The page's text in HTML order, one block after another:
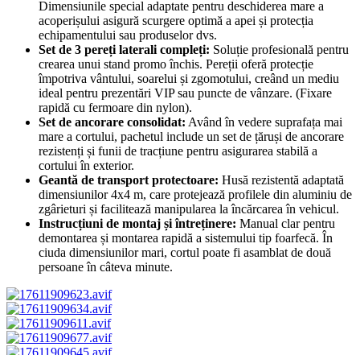
Dimensiunile special adaptate pentru deschiderea mare a
acoperișului asigură scurgere optimă a apei și protecția
echipamentului sau produselor dvs.
Set de 3 pereți laterali compleți: Soluție profesională pentru
crearea unui stand promo închis. Pereții oferă protecție
împotriva vântului, soarelui și zgomotului, creând un mediu
ideal pentru prezentări VIP sau puncte de vânzare. (Fixare
rapidă cu fermoare din nylon).
Set de ancorare consolidat: Având în vedere suprafața mai
mare a cortului, pachetul include un set de țăruși de ancorare
rezistenți și funii de tracțiune pentru asigurarea stabilă a
cortului în exterior.
Geantă de transport protectoare: Husă rezistentă adaptată
dimensiunilor 4x4 m, care protejează profilele din aluminiu de
zgârieturi și facilitează manipularea la încărcarea în vehicul.
Instrucțiuni de montaj și întreținere: Manual clar pentru
demontarea și montarea rapidă a sistemului tip foarfecă. În
ciuda dimensiunilor mari, cortul poate fi asamblat de două
persoane în câteva minute.